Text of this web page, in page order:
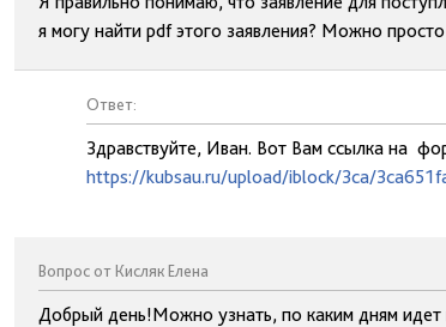
я могу найти pdf этого заявления? Можно
Ответ:
Здравствуйте, Иван. Вот Вам ссылка на
https://kubsau.ru/upload/iblock/3ca/
Вопрос от Кисляк Елена
Добрый день!Можно узнать, по каким дням идет